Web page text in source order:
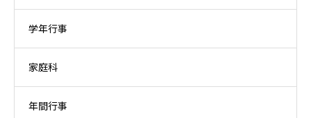
学年行事
家庭科
年間行事